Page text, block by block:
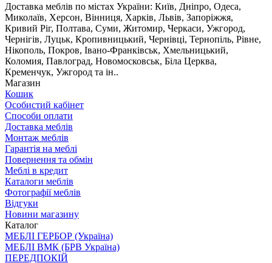
Доставка меблів по містах України: Київ, Дніпро, Одеса,
Миколаїв, Херсон, Вінниця, Харків, Львів, Запоріжжя,
Кривий Ріг, Полтава, Суми, Житомир, Черкаси, Ужгород,
Чернігів, Луцьк, Кропивницький, Чернівці, Тернопіль, Рівне,
Нікополь, Покров, Івано-Франківськ, Хмельницький,
Коломия, Павлоград, Новомосковськ, Біла Церква,
Кременчук, Ужгород та ін..
Магазин
Кошик
Особистий кабінет
Способи оплати
Доставка меблів
Монтаж меблів
Гарантія на меблі
Повернення та обмін
Меблі в кредит
Каталоги меблів
Фотографії меблів
Відгуки
Новини магазину
Каталог
МЕБЛІ ГЕРБОР (Україна)
МЕБЛІ ВМК (БРВ Україна)
ПЕРЕДПОКІЙ